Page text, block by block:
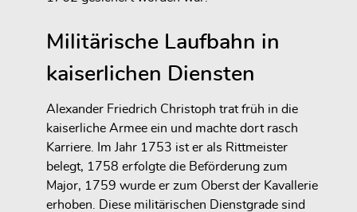
Militärische Laufbahn in
kaiserlichen Diensten
Alexander Friedrich Christoph trat früh in die
kaiserliche Armee ein und machte dort rasch
Karriere. Im Jahr 1753 ist er als Rittmeister
belegt, 1758 erfolgte die Beförderung zum
Major, 1759 wurde er zum Oberst der Kavallerie
erhoben. Diese militärischen Dienstgrade sind